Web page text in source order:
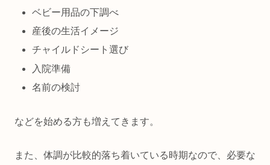
ベビー用品の下調べ
産後の生活イメージ
チャイルドシート選び
入院準備
名前の検討
などを始める方も増えてきます。
また、体調が比較的落ち着いている時期なので、必要な